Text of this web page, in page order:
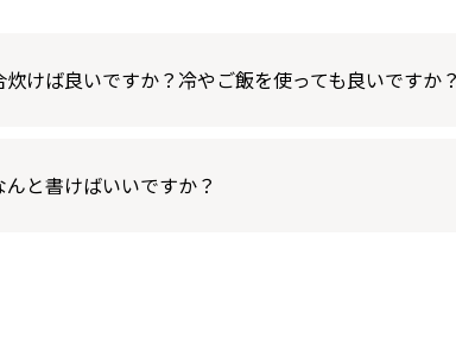
けば良いですか？冷やご飯を使っても良いですか
と書けばいいですか？